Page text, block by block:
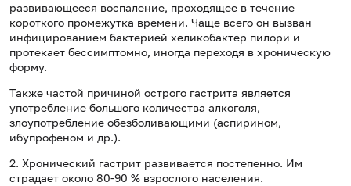
развивающееся воспаление, проходящее в течение
короткого промежутка времени. Чаще всего он вызван
инфицированием бактерией хеликобактер пилори и
протекает бессимптомно, иногда переходя в хроническую
форму.
Также частой причиной острого гастрита является
употребление большого количества алкоголя,
злоупотребление обезболивающими (аспирином,
ибупрофеном и др.).
2. Хронический гастрит развивается постепенно. Им
страдает около 80-90 % взрослого населения.